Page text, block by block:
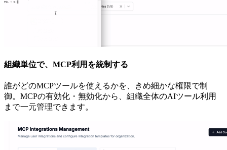
組織単位で、MCP利用を統制する
誰がどのMCPツールを使えるかを、きめ細かな権限で制
御。MCPの有効化・無効化から、組織全体のAIツール利用
まで一元管理できます。